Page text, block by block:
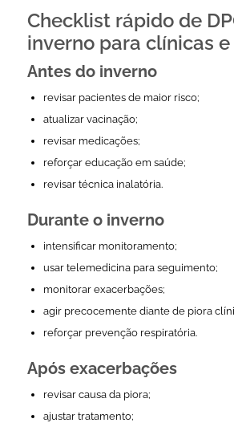
Checklist rápido de
inverno para clínicas
Antes do inverno
revisar pacientes de maior risco;
atualizar vacinação;
revisar medicações;
reforçar educação em saúde;
revisar técnica inalatória.
Durante o inverno
intensificar monitoramento;
usar telemedicina para seguimento;
monitorar exacerbações;
agir precocemente diante de piora
reforçar prevenção respiratória.
Após exacerbações
revisar causa da piora;
ajustar tratamento;